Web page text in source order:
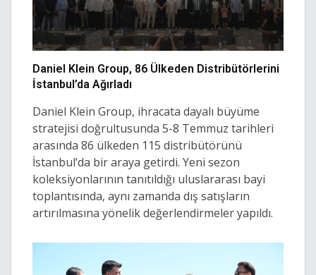
Daniel Klein Group, 86 Ülkeden Distribütörlerini
İstanbul’da Ağırladı
Daniel Klein Group, ihracata dayalı büyüme
stratejisi doğrultusunda 5-8 Temmuz tarihleri
arasında 86 ülkeden 115 distribütörünü
İstanbul’da bir araya getirdi. Yeni sezon
koleksiyonlarının tanıtıldığı uluslararası bayi
toplantısında, aynı zamanda dış satışların
artırılmasına yönelik değerlendirmeler yapıldı.